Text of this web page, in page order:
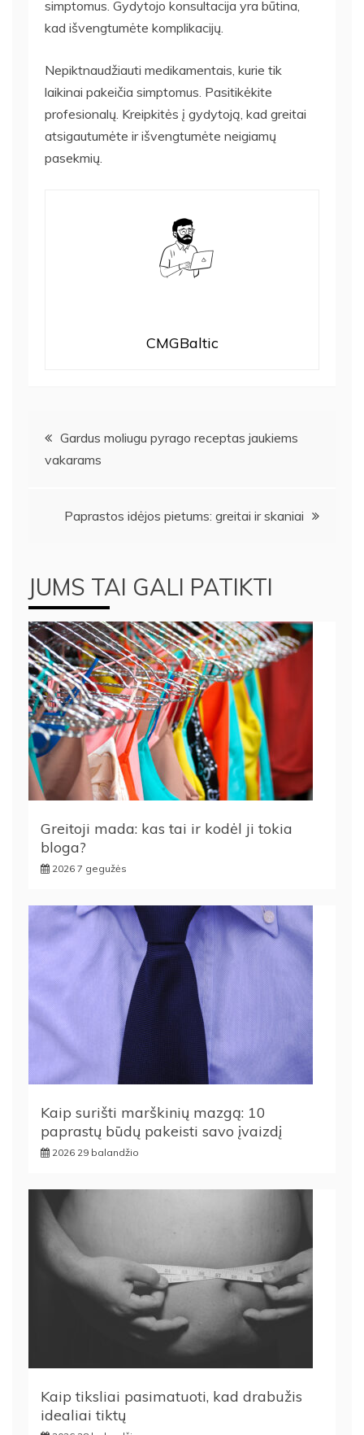
simptomus. Gydytojo konsultacija yra būtina,
kad išvengtumėte komplikacijų.
Nepiktnaudžiauti medikamentais, kurie tik
laikinai pakeičia simptomus. Pasitikėkite
profesionalų. Kreipkitės į gydytoją, kad greitai
atsigautumėte ir išvengtumėte neigiamų
pasekmių.
CMGBaltic
Navigacija
tarp
įrašų
Gardus moliugu pyrago receptas jaukiems
vakarams
Paprastos idėjos pietums: greitai ir skaniai
JUMS TAI GALI PATIKTI
Greitoji mada: kas tai ir kodėl ji tokia
bloga?
2026 7 gegužės
Kaip surišti marškinių mazgą: 10
paprastų būdų pakeisti savo įvaizdį
2026 29 balandžio
Kaip tiksliai pasimatuoti, kad drabužis
idealiai tiktų